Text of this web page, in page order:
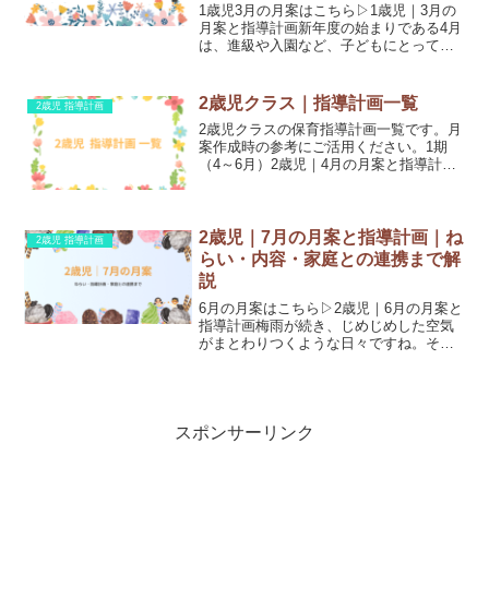
1歳児3月の月案はこちら▷1歳児｜3月の
月案と指導計画新年度の始まりである4月
は、進級や入園など、子どもにとって大
せる保育を行っていくことが大切です。2
歳児4月のねら...
2歳児 指導計画 2歳児クラス｜指導計画一覧
2歳児クラスの保育指導計画一覧です。月
案作成時の参考にご活用ください。1期
（4～6月）2歳児｜4月の月案と指導計画2
導計...
2歳児 指導計画
2歳児｜7月の月案と指導計画｜ね
らい・内容・家庭との連携まで解
説
6月の月案はこちら▷2歳児｜6月の月案と
指導計画梅雨が続き、じめじめした空気
がまとわりつくような日々ですね。それ
スポンサーリンク